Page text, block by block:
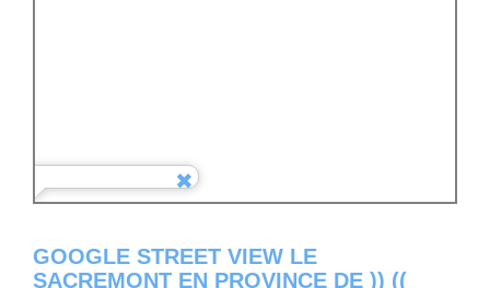
GOOGLE STREET VIEW LE
SACREMONT EN PROVINCE DE )) ((